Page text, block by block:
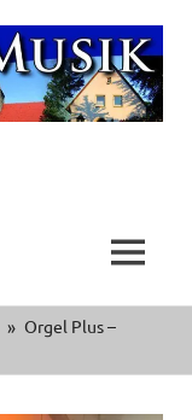
MENÜ
Orgel Plus –